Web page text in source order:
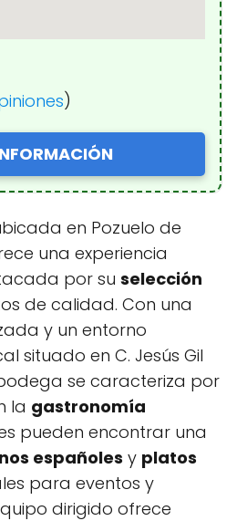
)
en Pozuelo de
una experiencia
por su selección
de calidad. Con una
y un entorno
situado en C. Jesús Gil
se caracteriza por
la gastronomía
pueden encontrar una
españoles y platos
para eventos y
dirigido ofrece